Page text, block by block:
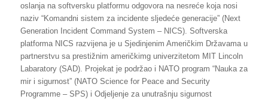
oslanja na softversku platformu odgovora na nesreće koja nosi
naziv “Komandni sistem za incidente sljedeće generacije” (Next
Generation Incident Command System – NICS). Softverska
platforma NICS razvijena je u Sjedinjenim Američkim Državama u
partnerstvu sa prestižnim američkimg univerzitetom MIT Lincoln
Labaratory (SAD). Projekat je podržao i NATO program “Nauka za
mir i sigurnost” (NATO Science for Peace and Security
Programme – SPS) i Odjeljenje za unutrašnju sigurnost